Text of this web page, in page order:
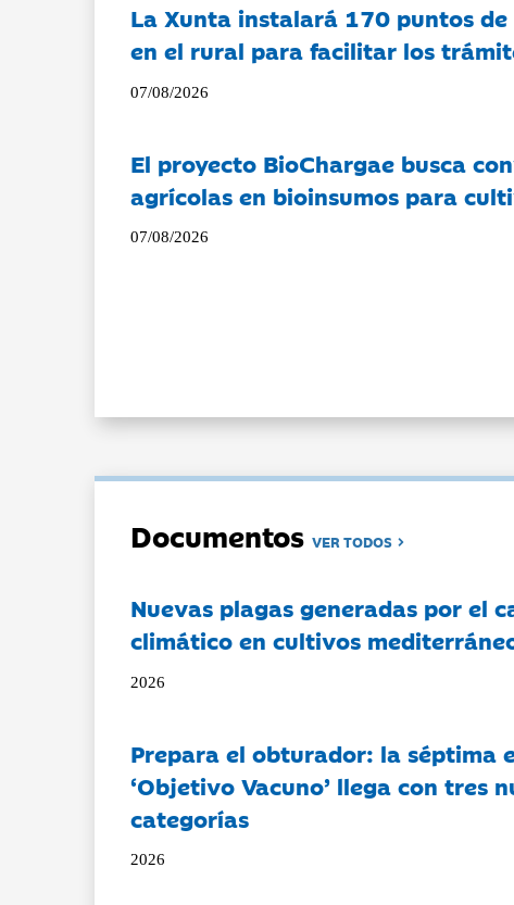
La Xunta instalará 170 puntos
en el rural para facilitar los
07/08/2026
El proyecto BioChargae busca
agrícolas en bioinsumos para
07/08/2026
DocumentosVER TODOS
Nuevas plagas generadas por el
climático en cultivos
2026
Prepara el obturador: la séptima
‘Objetivo Vacuno’ llega con tres
categorías
2026